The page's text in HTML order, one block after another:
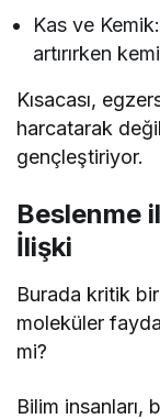
Kas ve Kemik:
artırırken
Kısacası,
harcatarak
gençleştiriyor.
Beslenme
İlişki
Burada kritik
moleküler
mi?
Bilim insanları,